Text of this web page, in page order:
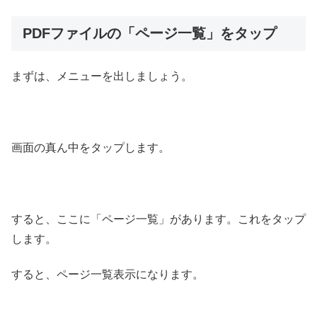
PDFファイルの「ページ一覧」をタップ
まずは、メニューを出しましょう。
画面の真ん中をタップします。
すると、ここに「ページ一覧」があります。これをタップ
します。
すると、ページ一覧表示になります。